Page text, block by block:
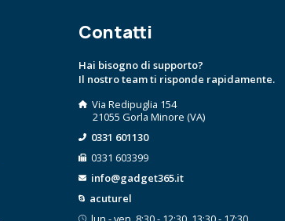
Contatti
Hai bisogno di supporto?
Il nostro team ti risponde rapidamente.
Via Redipuglia 154
21055 Gorla Minore (VA)
0331 601130
0331 603399
info@gadget365.it
acuturel